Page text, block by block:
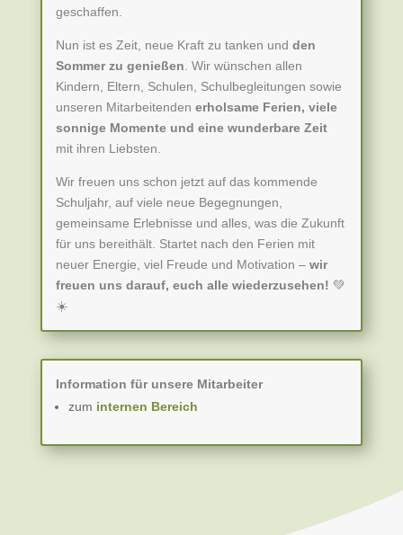
geschaffen.
Nun ist es Zeit, neue Kraft zu tanken und den
Sommer zu genießen. Wir wünschen allen
Kindern, Eltern, Schulen, Schulbegleitungen sowie
unseren Mitarbeitenden erholsame Ferien, viele
sonnige Momente und eine wunderbare Zeit
mit ihren Liebsten.
Wir freuen uns schon jetzt auf das kommende
Schuljahr, auf viele neue Begegnungen,
gemeinsame Erlebnisse und alles, was die Zukunft
für uns bereithält. Startet nach den Ferien mit
neuer Energie, viel Freude und Motivation – wir
freuen uns darauf, euch alle wiederzusehen! 💚
☀️
Information für unsere Mitarbeiter
zum internen Bereich